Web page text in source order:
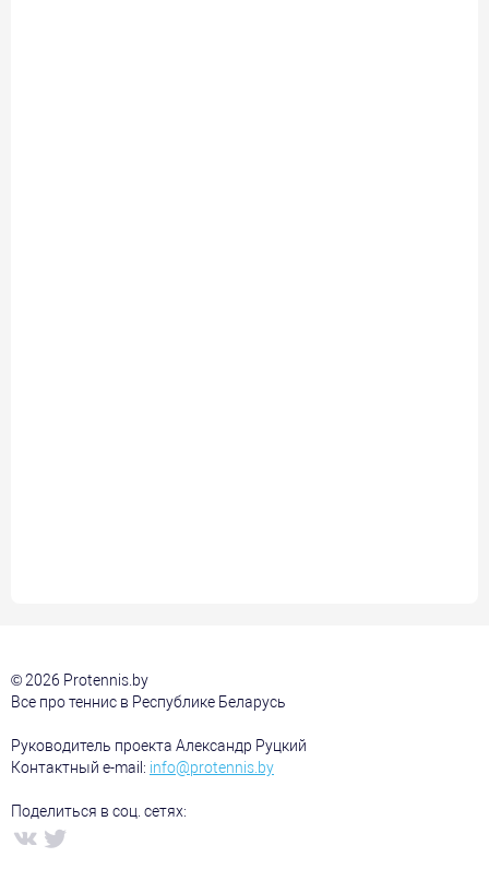
© 2026 Protennis.by
Все про теннис в Республике Беларусь
Руководитель проекта Александр Руцкий
Контактный e-mail: info@protennis.by
Поделиться в соц. сетях: